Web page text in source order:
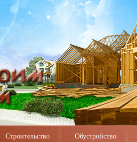
Строительство Обустройство